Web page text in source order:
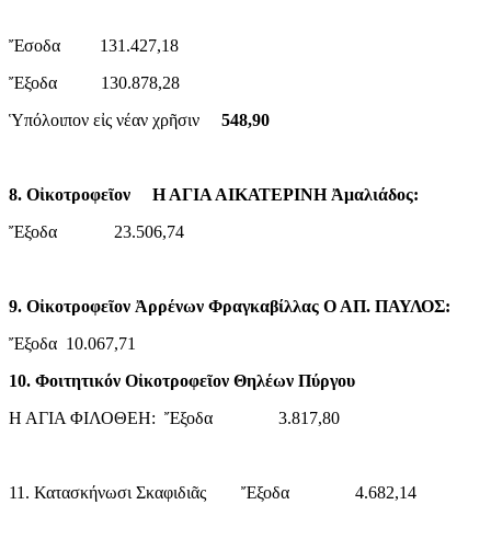
Ἔσοδα 131.427,18
Ἔξοδα 130.878,28
Ὑπόλοιπον εἰς νέαν χρῆσιν 548,90
8. Οἰκοτροφεῖον Η ΑΓΙΑ ΑΙΚΑΤΕΡΙΝΗ Ἀμαλιάδος:
Ἔξοδα 23.506,74
9. Οἰκοτροφεῖον Ἀρρένων Φραγκαβίλλας Ο ΑΠ. ΠΑΥΛΟΣ:
Ἔξοδα 10.067,71
10. Φοιτητικόν Οἰκοτροφεῖον Θηλέων Πύργου
Η ΑΓΙΑ ΦΙΛΟΘΕΗ: Ἔξοδα 3.817,80
11. Κατασκήνωσι Σκαφιδιᾶς Ἔξοδα 4.682,14